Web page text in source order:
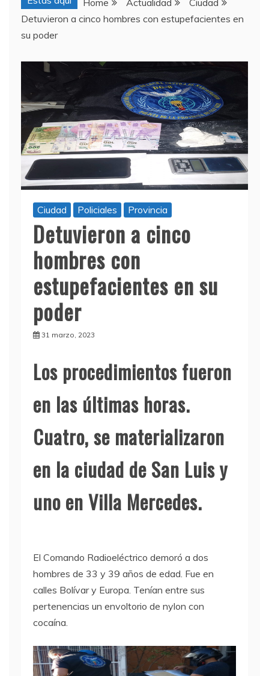
Home Actualidad
Ciudad
Detuvieron a cinco hombres con estupefacientes en
su poder
Ciudad Policiales Provincia
Detuvieron a cinco
hombres con
estupefacientes en su
poder
31 marzo, 2023
Los procedimientos fueron
en las últimas horas.
Cuatro, se materializaron
en la ciudad de San Luis y
uno en Villa Mercedes.
El Comando Radioeléctrico demoró a dos
hombres de 33 y 39 años de edad. Fue en
calles Bolívar y Europa. Tenían entre sus
pertenencias un envoltorio de nylon con
cocaína.